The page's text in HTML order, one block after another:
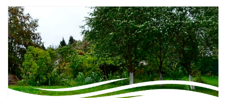
Смотреть проект